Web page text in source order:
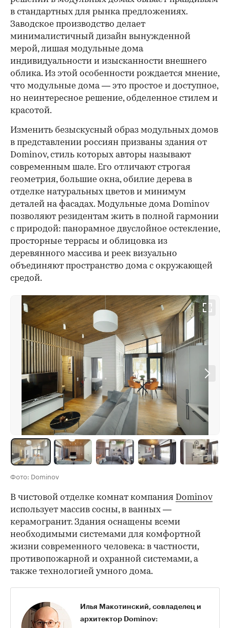
в стандартных для рынка предложениях.
Заводское производство делает
минималистичный дизайн вынужденной
мерой, лишая модульные дома
индивидуальности и изысканности внешнего
облика. Из этой особенности рождается мнение,
что модульные дома — это простое и доступное,
но неинтересное решение, обделенное стилем и
красотой.
Изменить безыскусный образ модульных домов
в представлении россиян призваны здания от
Dominov, стиль которых авторы называют
современным шале. Его отличают строгая
геометрия, большие окна, обилие дерева в
отделке натуральных цветов и минимум
деталей на фасадах. Модульные дома Dominov
позволяют резидентам жить в полной гармонии
с природой: панорамное двуслойное остекление,
просторные террасы и облицовка из
деревянного массива и реек визуально
объединяют пространство дома с окружающей
средой.
Фото: Dominov
В чистовой отделке комнат компания Dominov
использует массив сосны, в ванных —
керамогранит. Здания оснащены всеми
необходимыми системами для комфортной
жизни современного человека: в частности,
противопожарной и охранной системами, а
также технологией умного дома.
Илья Макотинский, совладелец и
архитектор Dominov: